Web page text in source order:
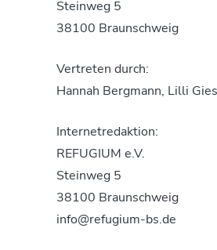
Steinweg 5
38100 Braunschweig
Vertreten durch:
Hannah Bergmann, Lilli
Internetredaktion:
REFUGIUM e.V.
Steinweg 5
38100 Braunschweig
info@refugium-bs.de